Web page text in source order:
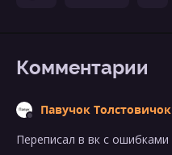
Комментарии
Павучок Толстовичок
Переписал в вк с ошибками